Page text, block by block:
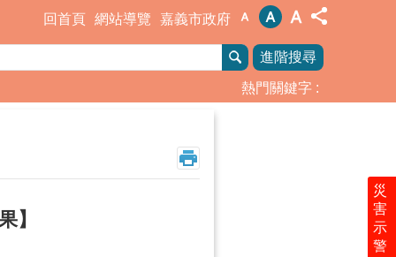
回首頁 網站導覽 嘉義市政府
進階搜尋
熱門關鍵字
災
害
示
警
】